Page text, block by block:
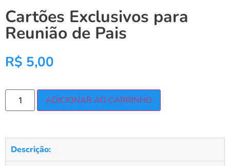
Cartões Exclusivos para
Reunião de Pais
R$ 5,00
ADICIONAR AO CARRINHO
Descrição: